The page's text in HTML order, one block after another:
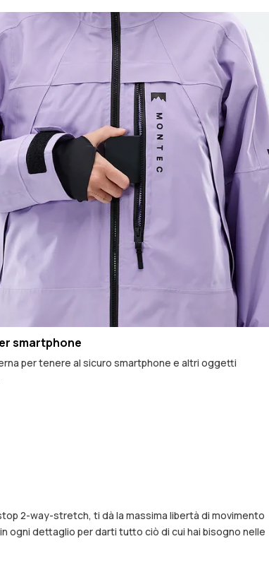
smartphone
per tenere al sicuro smartphone e altri oggetti
2-way-stretch, ti dà la massima libertà di movimento
ogni dettaglio per darti tutto ciò di cui hai bisogno nelle